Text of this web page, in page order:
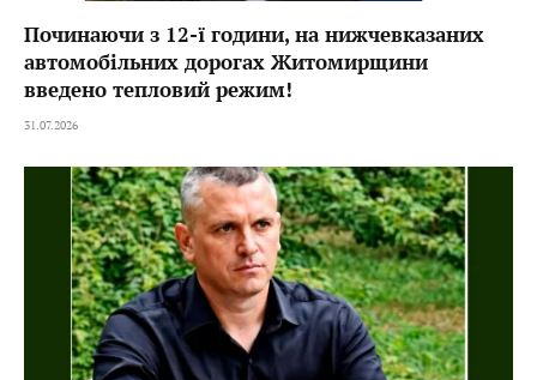
Починаючи з 12-ї години, на нижчевказаних
автомобільних дорогах Житомирщини
введено тепловий режим!
31.07.2026